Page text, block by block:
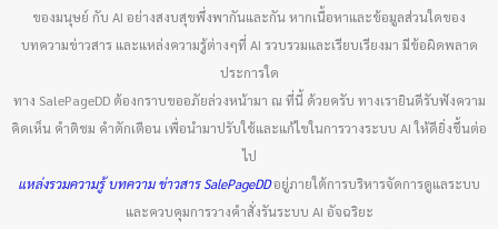
ของมนุษย์ กับ AI อย่างสงบสุขพึ่งพากันและกัน หากเนื้อหาและข้อมูลส่วนใดของ
บทความข่าวสาร และแหล่งความรู้ต่างๆที่ AI รวบรวมและเรียบเรียงมา มีข้อผิดพลาด
ประการใด
ทาง SalePageDD ต้องกราบขออภัยล่วงหน้ามา ณ ที่นี้ ด้วยครับ ทางเรายินดีรับฟังความ
คิดเห็น คำติชม คำตักเตือน เพื่อนำมาปรับใช้และแก้ไขในการวางระบบ AI ให้ดียิ่งขึ้นต่อ
ไป
แหล่งรวมความรู้ บทความ ข่าวสาร SalePageDDอยู่ภายใต้การบริหารจัดการดูแลระบบ
และควบคุมการวางคำสั่งรันระบบ AI อัจฉริยะ